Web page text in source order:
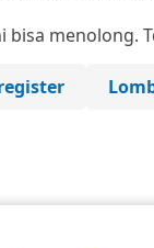
bisa menolong.